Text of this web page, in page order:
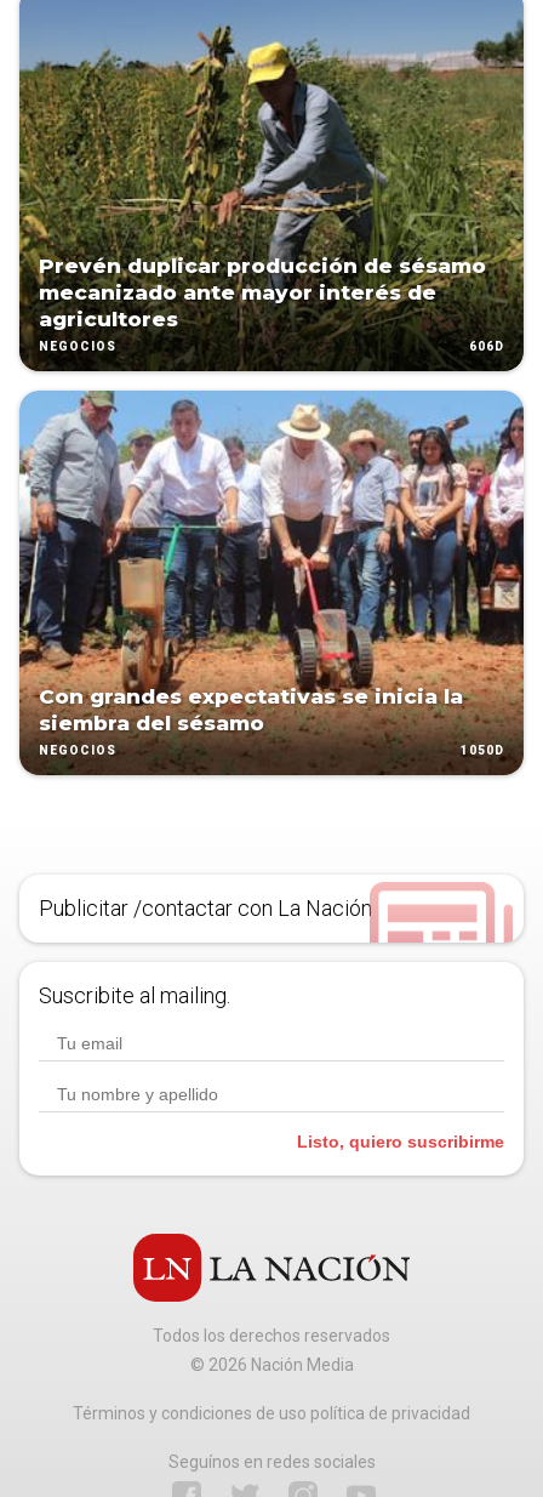
Prevén duplicar producción de sésamo
mecanizado ante mayor interés de
agricultores
NEGOCIOS 606D
Con grandes expectativas se inicia la
siembra del sésamo
NEGOCIOS 1050D
Publicitar /contactar con La Nación
Suscribite al mailing.
Listo, quiero suscribirme
Todos los derechos reservados
© 2026 Nación Media
Términos y condiciones de uso política de privacidad
Seguínos en redes sociales